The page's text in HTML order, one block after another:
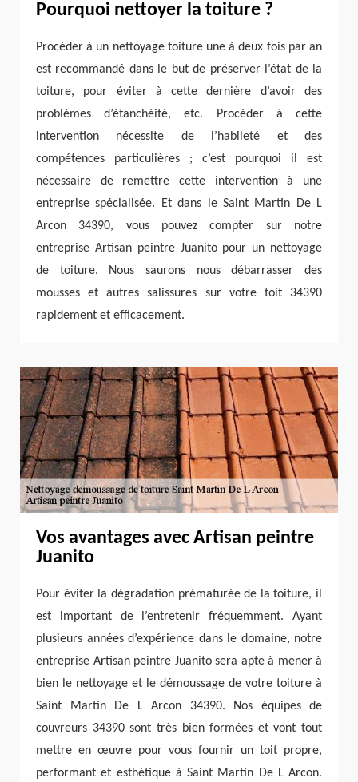
Pourquoi nettoyer la toiture ?
Procéder à un nettoyage toiture une à deux fois par an
est recommandé dans le but de préserver l’état de la
toiture, pour éviter à cette dernière d’avoir des
problèmes d’étanchéité, etc. Procéder à cette
intervention nécessite de l’habileté et des
compétences particulières ; c’est pourquoi il est
nécessaire de remettre cette intervention à une
entreprise spécialisée. Et dans le Saint Martin De L
Arcon 34390, vous pouvez compter sur notre
entreprise Artisan peintre Juanito pour un nettoyage
de toiture. Nous saurons nous débarrasser des
mousses et autres salissures sur votre toit 34390
rapidement et efficacement.
Vos avantages avec Artisan peintre
Juanito
Pour éviter la dégradation prématurée de la toiture, il
est important de l’entretenir fréquemment. Ayant
plusieurs années d’expérience dans le domaine, notre
entreprise Artisan peintre Juanito sera apte à mener à
bien le nettoyage et le démoussage de votre toiture à
Saint Martin De L Arcon 34390. Nos équipes de
couvreurs 34390 sont très bien formées et vont tout
mettre en œuvre pour vous fournir un toit propre,
performant et esthétique à Saint Martin De L Arcon.